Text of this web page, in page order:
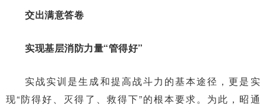
交出满意答卷
实现基层消防力量“管得好”
实战实训是生成和提高战斗力的基本途径，更是实
现“防得好、灭得了、救得下”的根本要求。为此，昭通